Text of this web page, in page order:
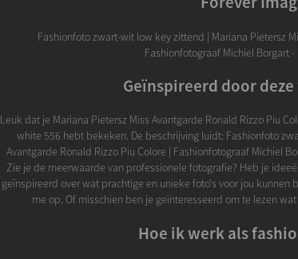
Fashionfoto zwart-wit low key zittend | Mariana Pietersz
Fashionfotograaf Michiel Borgart -
Geïnspireerd door
Leuk dat je Mariana Pietersz Miss Avantgarde Ronald Rizzo Piu
white 556 hebt bekeken. De beschrijving luidt: Fashionfoto
Avantgarde Ronald Rizzo Piu Colore | Fashionfotograaf Michiel
Zie je de meerwaarde van professionele fotografie? Heb je
geïnspireerd over wat prachtige en unieke foto's voor jou kunnen
me op. Of misschien ben je geïnteresseerd om te lezen
Hoe ik werk als